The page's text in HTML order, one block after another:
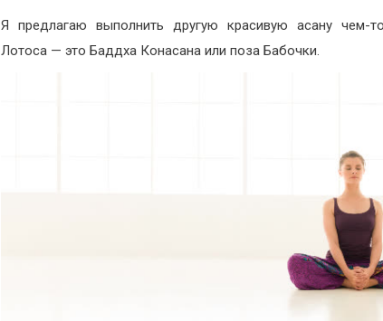
Я предлагаю выполнить другую красивую асану чем-
Лотоса — это Баддха Конасана или поза Бабочки.